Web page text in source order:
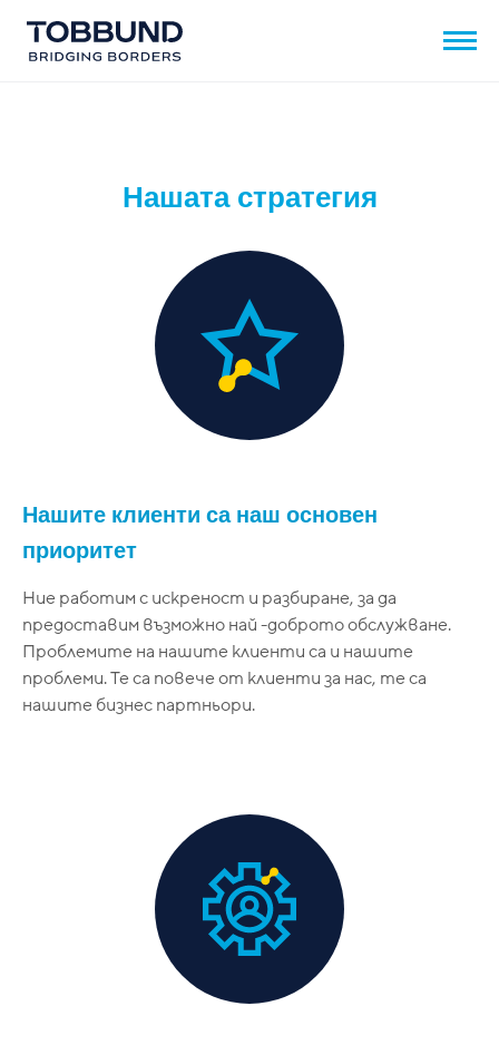
Нашата стратегия
Нашите клиенти са наш основен
приоритет
Ние работим с искреност и разбиране, за да
предоставим възможно най -доброто обслужване.
Проблемите на нашите клиенти са и нашите
проблеми. Те са повече от клиенти за нас, те са
нашите бизнес партньори.